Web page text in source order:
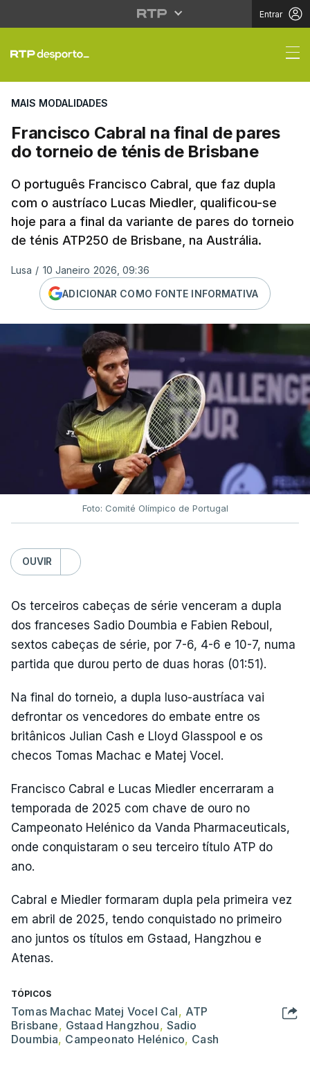
Entrar
Francisco Cabral na
MAIS MODALIDADES
Francisco Cabral na final de pares
do torneio de ténis de Brisbane
O português Francisco Cabral, que faz dupla
com o austríaco Lucas Miedler, qualificou-se
hoje para a final da variante de pares do torneio
de ténis ATP250 de Brisbane, na Austrália.
Lusa / 10 Janeiro 2026, 09:36
ADICIONAR COMO FONTE INFORMATIVA
Foto: Comité Olímpico de Portugal
OUVIR
Os terceiros cabeças de série venceram a dupla
dos franceses Sadio Doumbia e Fabien Reboul,
sextos cabeças de série, por 7-6, 4-6 e 10-7, numa
partida que durou perto de duas horas (01:51).
Na final do torneio, a dupla luso-austríaca vai
defrontar os vencedores do embate entre os
britânicos Julian Cash e Lloyd Glasspool e os
checos Tomas Machac e Matej Vocel.
Francisco Cabral e Lucas Miedler encerraram a
temporada de 2025 com chave de ouro no
Campeonato Helénico da Vanda Pharmaceuticals,
onde conquistaram o seu terceiro título ATP do
ano.
Cabral e Miedler formaram dupla pela primeira vez
em abril de 2025, tendo conquistado no primeiro
ano juntos os títulos em Gstaad, Hangzhou e
Atenas.
TÓPICOS
Tomas Machac Matej Vocel Cal, ATP
Brisbane, Gstaad Hangzhou, Sadio
Doumbia, Campeonato Helénico, Cash